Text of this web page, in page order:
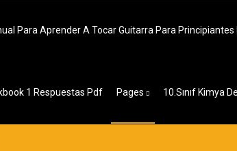
Para Aprender A Tocar Guitarra Para Principiantes
1 Respuestas Pdf Pages 10.sınıf Kimya